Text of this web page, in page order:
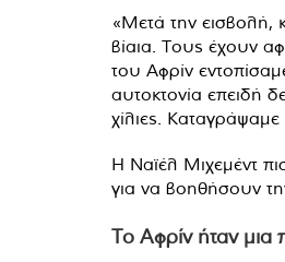
«Μετά την εισβολή,
βίαια. Τους έχουν
του Αφρίν
αυτοκτονία επειδή
χίλιες.
Η Ναϊέλ Μιχεμέντ
για να βοηθήσουν
Το Αφρίν ήταν μια